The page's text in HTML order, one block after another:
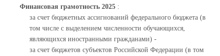
Финансовая грамотность 2025 :
за счет бюджетных ассигнований федерального бюджета (в
том числе с выделением численности обучающихся,
являющихся иностранными гражданами) -
за счет бюджетов субъектов Российской Федерации (в том